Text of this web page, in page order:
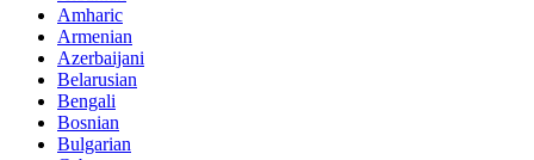
Amharic
Armenian
Azerbaijani
Belarusian
Bengali
Bosnian
Bulgarian